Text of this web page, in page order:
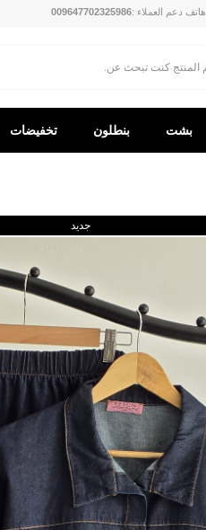
هاتف دعم العملاء :009647702325986
بشت بنطلون تخفيضات
جديد